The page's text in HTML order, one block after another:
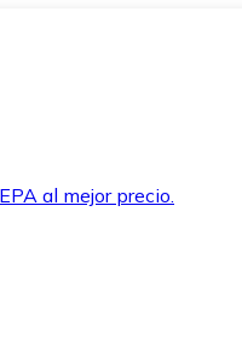
al mejor precio.